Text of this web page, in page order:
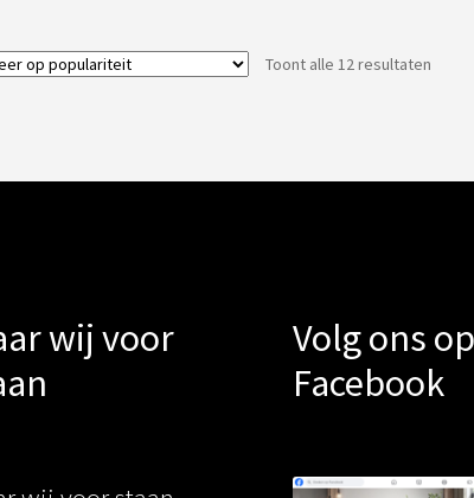
Toont alle 12 resultaten
wij voor
Volg ons op
Facebook